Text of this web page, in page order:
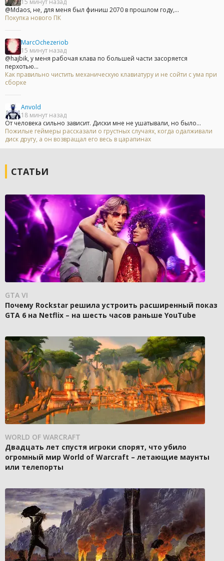
15 минут назад
@Mdaos, не, для меня был финиш 2070 в прошлом году,...
Покупка нового ПК
MarcOchezeriob
15 минут назад
@hajbik, у меня рабочая клава по большей части засоряется
перхотью...
Как правильно чистить механическую клавиатуру и не сойти с ума при
сборке
Anvold
18 минут назад
От человека сильно зависит. Диски мне не ушатывали, но было...
Пожилые геймеры рассказали о грустных случаях, когда одалживали
диск другу, а он возвращал его весь в царапинах
СТАТЬИ
GTA VI
Почему Rockstar решила устроить расширенный показ
GTA 6 на Netflix – на шесть часов раньше YouTube
WORLD OF WARCRAFT
Двадцать лет спустя игроки спорят, что убило
огромный мир World of Warcraft – летающие маунты
или телепорты